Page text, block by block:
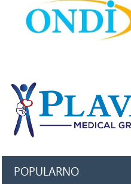
POPULARNO